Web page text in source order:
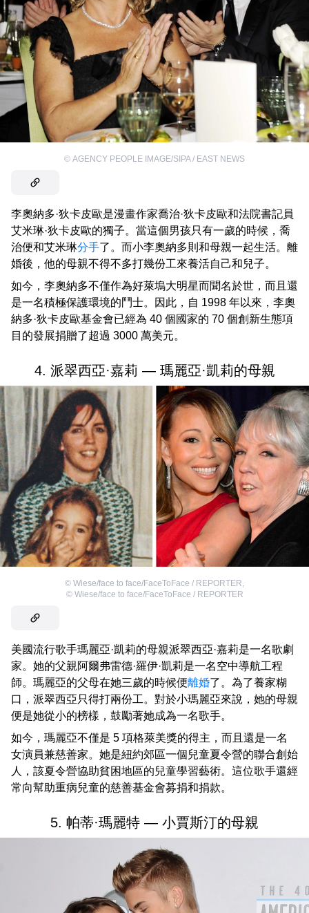
© AGENCY PEOPLE IMAGE/SIPA / EAST NEWS
李奧納多·狄卡皮歐是漫畫作家喬治·狄卡皮歐和法院書記員
艾米琳·狄卡皮歐的獨子。當這個男孩只有一歲的時候，喬
治便和艾米琳分手了。而小李奧納多則和母親一起生活。離
婚後，他的母親不得不多打幾份工來養活自己和兒子。
如今，李奧納多不僅作為好萊塢大明星而聞名於世，而且還
是一名積極保護環境的鬥士。因此，自 1998 年以來，李奧
納多·狄卡皮歐基金會已經為 40 個國家的 70 個創新生態項
目的發展捐贈了超過 3000 萬美元。
4. 派翠西亞·嘉莉 — 瑪麗亞·凱莉的母親
© Wiese/face to face/FaceToFace / REPORTER
© Wiese/face to face/FaceToFace / REPORTER
美國流行歌手瑪麗亞·凱莉的母親派翠西亞·嘉莉是一名歌劇
家。她的父親阿爾弗雷德·羅伊·凱莉是一名空中導航工程
師。瑪麗亞的父母在她三歲的時候便離婚了。為了養家糊
口，派翠西亞只得打兩份工。對於小瑪麗亞來說，她的母親
便是她從小的榜樣，鼓勵著她成為一名歌手。
如今，瑪麗亞不僅是 5 項格萊美獎的得主，而且還是一名
女演員兼慈善家。她是紐約郊區一個兒童夏令營的聯合創始
人，該夏令營協助貧困地區的兒童學習藝術。這位歌手還經
常向幫助重病兒童的慈善基金會募捐和捐款。
5. 帕蒂·瑪麗特 — 小賈斯汀的母親